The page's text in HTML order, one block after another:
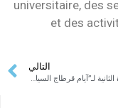
universitaire, des
et des
التالي
تونس: الدورة الثانية لـ”آيام قرطاج السياحية”